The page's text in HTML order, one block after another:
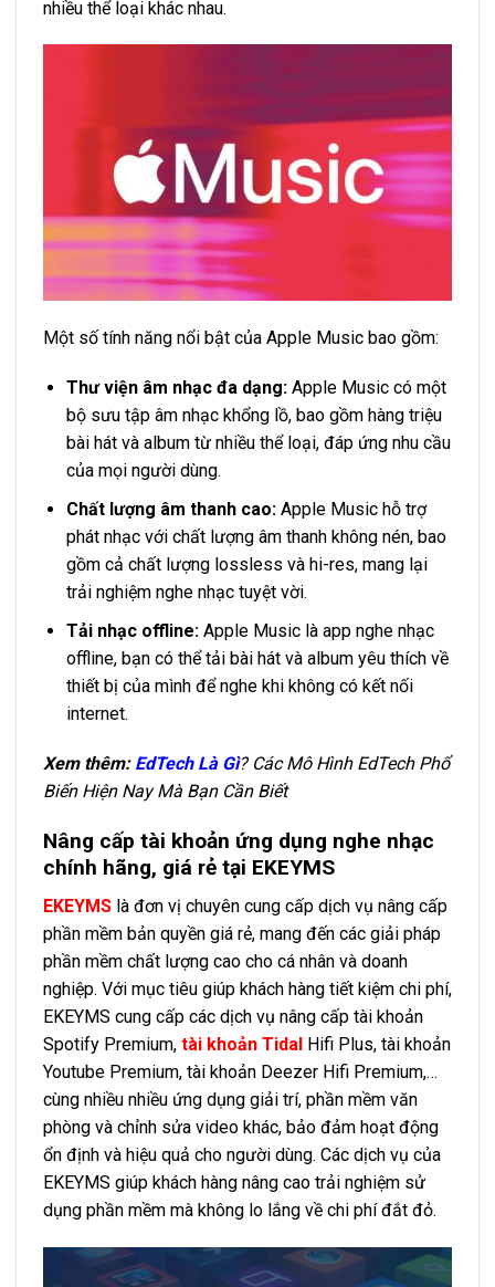
nhiều thể loại khác nhau.
Một số tính năng nổi bật của Apple Music bao gồm:
Thư viện âm nhạc đa dạng:Apple Music có một
bộ sưu tập âm nhạc khổng lồ, bao gồm hàng triệu
bài hát và album từ nhiều thể loại, đáp ứng nhu cầu
của mọi người dùng.
Chất lượng âm thanh cao:Apple Music hỗ trợ
phát nhạc với chất lượng âm thanh không nén, bao
gồm cả chất lượng lossless và hi-res, mang lại
trải nghiệm nghe nhạc tuyệt vời.
Tải nhạc offline:Apple Music là app nghe nhạc
offline, bạn có thể tải bài hát và album yêu thích về
thiết bị của mình để nghe khi không có kết nối
internet.
Xem thêm: EdTech Là Gì? Các Mô Hình EdTech Phổ
Biến Hiện Nay Mà Bạn Cần Biết
Nâng cấp tài khoản ứng dụng nghe nhạc
chính hãng, giá rẻ tại EKEYMS
EKEYMS là đơn vị chuyên cung cấp dịch vụ nâng cấp
phần mềm bản quyền giá rẻ, mang đến các giải pháp
phần mềm chất lượng cao cho cá nhân và doanh
nghiệp. Với mục tiêu giúp khách hàng tiết kiệm chi phí,
EKEYMS cung cấp các dịch vụ nâng cấp tài khoản
Spotify Premium, tài khoản Tidal Hifi Plus, tài khoản
Youtube Premium, tài khoản Deezer Hifi Premium,…
cùng nhiều nhiều ứng dụng giải trí, phần mềm văn
phòng và chỉnh sửa video khác, bảo đảm hoạt động
ổn định và hiệu quả cho người dùng. Các dịch vụ của
EKEYMS giúp khách hàng nâng cao trải nghiệm sử
dụng phần mềm mà không lo lắng về chi phí đắt đỏ.